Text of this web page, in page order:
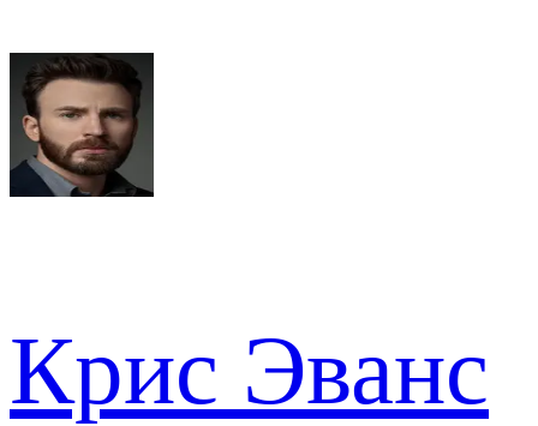
Крис Эванс